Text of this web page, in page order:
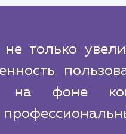
не только
на фоне